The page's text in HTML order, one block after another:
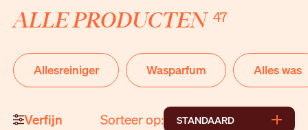
Verfijn
Allesreiniger Wasparfum Alles was
Sorteer op: STANDAARD
ALLE PRODUCTEN 47